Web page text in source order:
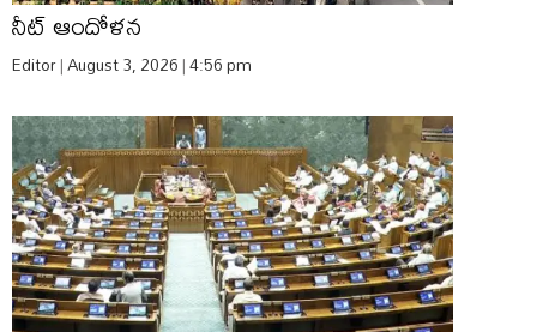
నీట్​ ఆందోళన
Editor August 3, 2026 4:56 pm